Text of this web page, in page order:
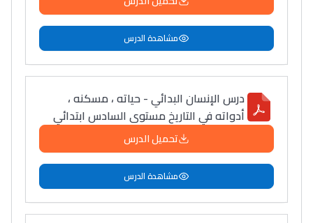
مشاهدة الدرس
درس الإنسان البدائي - حياته ، مسكنه ،
أدواته في التاريخ مستوى السادس ابتدائي
تحميل الدرس
مشاهدة الدرس